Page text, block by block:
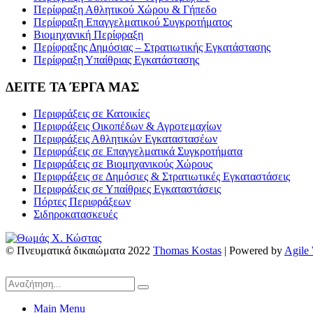
Περίφραξη Αθλητικού Χώρου & Γήπεδο
Περίφραξη Επαγγελματικού Συγκροτήματος
Βιομηχανική Περίφραξη
Περίφραξης Δημόσιας – Στρατιωτικής Εγκατάστασης
Περίφραξη Υπαίθριας Εγκατάστασης
ΔΕΙΤΕ ΤΑ ΈΡΓΑ ΜΑΣ
Περιφράξεις σε Κατοικίες
Περιφράξεις Οικοπέδων & Αγροτεμαχίων
Περιφράξεις Αθλητικών Εγκαταστασέων
Περιφράξεις σε Επαγγελματικά Συγκροτήματα
Περιφράξεις σε Βιομηχανικούς Χώρους
Περιφράξεις σε Δημόσιες & Στρατιωτικές Εγκαταστάσεις
Περιφράξεις σε Υπαίθριες Εγκαταστάσεις
Πόρτες Περιφράξεων
Σιδηροκατασκευές
© Πνευματικά δικαιώματα 2022 Thomas Kostas | Powered byAgile
Main Menu